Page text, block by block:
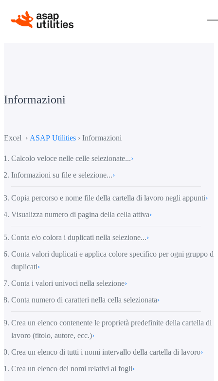
Informazioni
Excel › ASAP Utilities › Informazioni
Calcolo veloce nelle celle selezionate...›
Informazioni su file e selezione...›
Copia percorso e nome file della cartella di lavoro negli appunti›
Visualizza numero di pagina della cella attiva›
Conta e/o colora i duplicati nella selezione...›
Conta valori duplicati e applica colore specifico per ogni gruppo di
duplicati›
Conta i valori univoci nella selezione›
Conta numero di caratteri nella cella selezionata›
Crea un elenco contenente le proprietà predefinite della cartella di
lavoro (titolo, autore, ecc.)›
Crea un elenco di tutti i nomi intervallo della cartella di lavoro›
Crea un elenco dei nomi relativi ai fogli›